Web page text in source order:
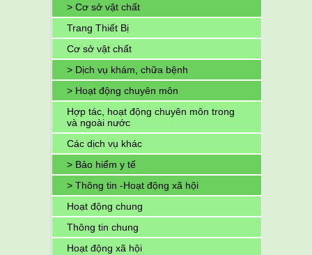
> Cơ sở vật chất
Trang Thiết Bị
Cơ sở vật chất
> Dịch vụ khám, chữa bệnh
> Hoạt động chuyên môn
Hợp tác, hoạt động chuyên môn trong
và ngoài nước
Các dịch vụ khác
> Bảo hiểm y tế
> Thông tin -Hoạt động xã hội
Hoạt động chung
Thông tin chung
Hoạt động xã hội